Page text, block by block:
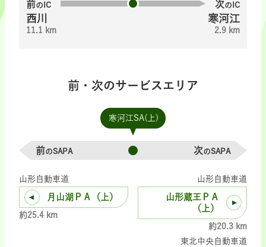
前のIC
西川
11.1 km
次のIC
寒河江
2.9 km
前・次のサービスエリア
寒河江SA(上)
前のSAPA 次のSAPA
山形自動車道
月山湖ＰＡ（上）
約25.4 km
山形自動車道
山形蔵王ＰＡ
（上）
約20.3 km
東北中央自動車道